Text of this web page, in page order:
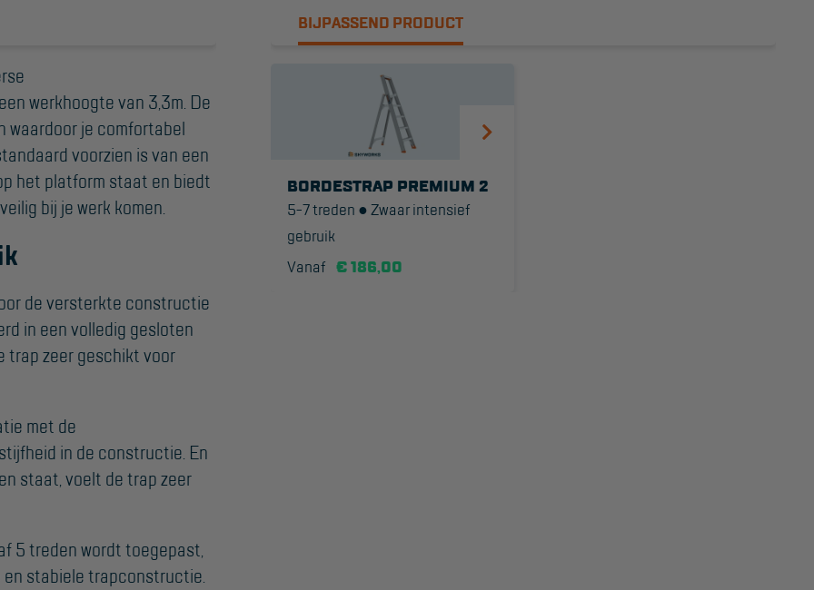
Webshop voorwaarden
werkhoogte van 3,3m. De
waardoor je comfortabel
voorzien is van een
het platform staat en biedt
bij je werk komen.
de versterkte constructie
in een volledig gesloten
trap zeer geschikt voor
met de
in de constructie. En
staat, voelt de trap zeer
5 treden wordt toegepast,
stabiele trapconstructie.
BIJPASSEND PRODUCT
BORDESTRAP PREMIUM 2
5-7 treden ● Zwaar intensief
gebruik
Vanaf € 186,00